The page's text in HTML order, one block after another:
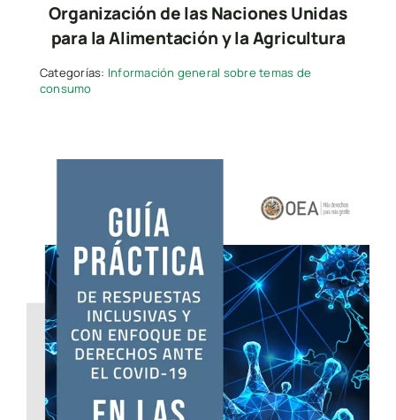
Organización de las Naciones Unidas
para la Alimentación y la Agricultura
Categorías: Información general sobre temas de
consumo